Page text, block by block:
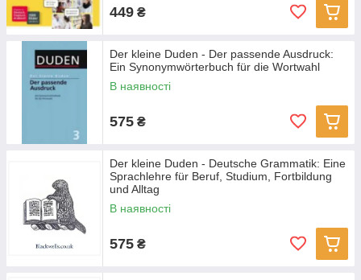
449 ₴
Der kleine Duden - Der passende Ausdruck:
Ein Synonymwörterbuch für die Wortwahl
В наявності
575 ₴
Der kleine Duden - Deutsche Grammatik: Eine
Sprachlehre für Beruf, Studium, Fortbildung
und Alltag
В наявності
575 ₴